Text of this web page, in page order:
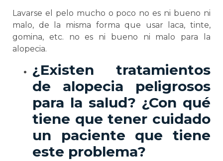
Lavarse el pelo mucho o poco no es ni bueno ni
malo, de la misma forma que usar laca, tinte,
gomina, etc. no es ni bueno ni malo para la
alopecia.
¿Existen tratamientos
de alopecia peligrosos
para la salud? ¿Con qué
tiene que tener cuidado
un paciente que tiene
este problema?